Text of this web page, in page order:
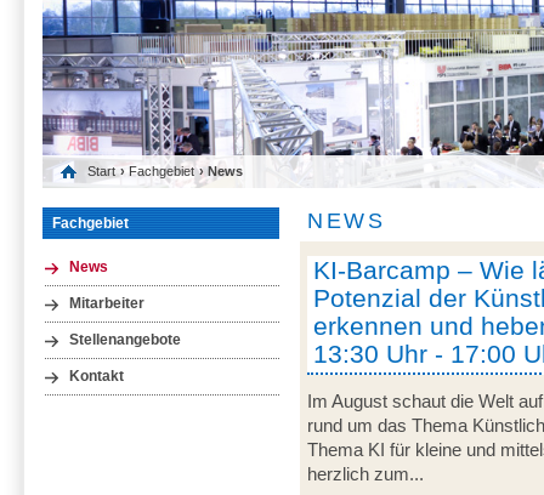
Start › Fachgebiet › News
Fachgebiet
News
Mitarbeiter
Stellenangebote
Kontakt
NEWS
KI-Barcamp – Wie
Potenzial der
erkennen und
13:30 Uhr - 17:00
Im August schaut die Welt
rund um das Thema
Thema KI für kleine und
herzlich zum...